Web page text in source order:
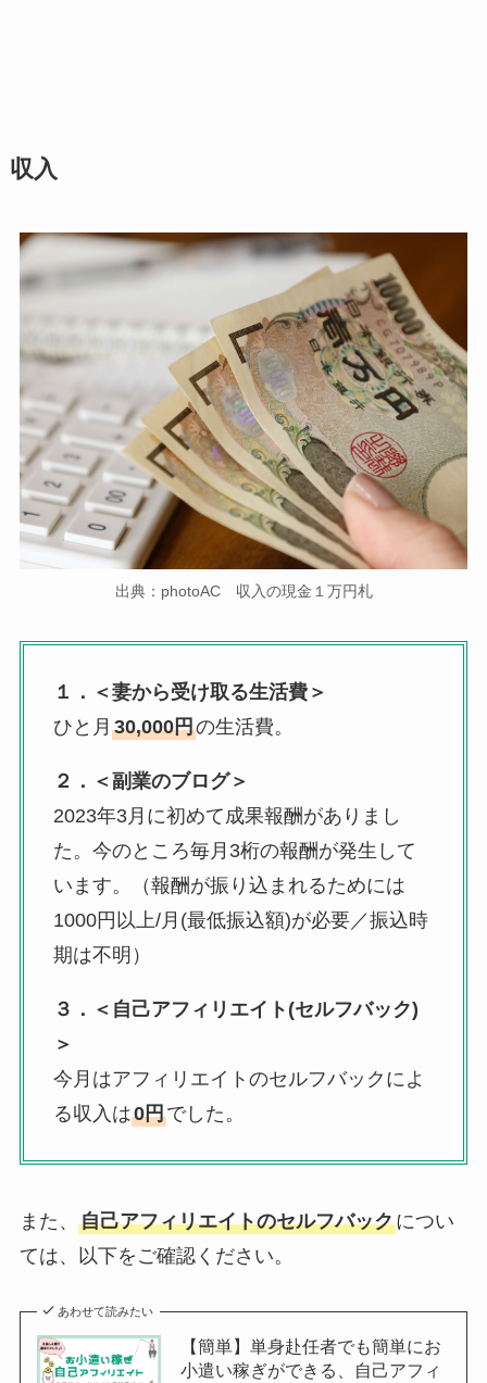
収入
出典：photoAC 収入の現金１万円札
１．＜妻から受け取る生活費＞
ひと月 30,000円の生活費。
２．＜副業のブログ＞
2023年3月に初めて成果報酬がありまし
た。今のところ毎月3桁の報酬が発生して
います。（報酬が振り込まれるためには
1000円以上/月(最低振込額)が必要／振込時
期は不明）
３．＜自己アフィリエイト(セルフバック)
＞
今月はアフィリエイトのセルフバックによ
る収入は0円でした。
また、 自己アフィリエイトのセルフバックについ
ては、以下をご確認ください。
あわせて読みたい
【簡単】単身赴任者でも簡単にお
小遣い稼ぎができる、自己アフィ